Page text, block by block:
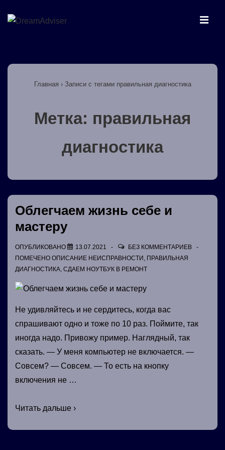
Перейти
содержимому
навигация
Главная › Записи с тегами правильная диагностика
Метка: правильная
диагностика
Облегчаем жизнь себе и
мастеру
ОПУБЛИКОВАНО 13.07.2021
БЕЗ КОММЕНТАРИЕВ
ПОМЕЧЕНО ОПИСАНИЕ НЕИСПРАВНОСТИ , ПРАВИЛЬНАЯ
ДИАГНОСТИКА, СДАЕМ НОУТБУК В РЕМОНТ
Не удивляйтесь и не сердитесь, когда вас
спрашивают одно и тоже по 10 раз. Поймите, так
иногда надо. Привожу пример. Наглядный, так
сказать. — У меня компьютер не включается. —
Совсем? — Совсем. — То есть на кнопку
включения не …
Облегчаем
Читать дальше ›